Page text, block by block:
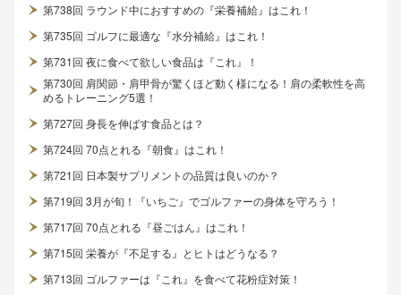
第738回 ラウンド中におすすめの『栄養補給』はこれ！
第735回 ゴルフに最適な『水分補給』はこれ！
第731回 夜に食べて欲しい食品は『これ』！
第730回 肩関節・肩甲骨が驚くほど動く様になる！肩の柔軟性を高
めるトレーニング5選！
第727回 身長を伸ばす食品とは？
第724回 70点とれる『朝食』はこれ！
第721回 日本製サプリメントの品質は良いのか？
第719回 3月が旬！『いちご』でゴルファーの身体を守ろう！
第717回 70点とれる『昼ごはん』はこれ！
第715回 栄養が『不足する』とヒトはどうなる？
第713回 ゴルファーは『これ』を食べて花粉症対策！